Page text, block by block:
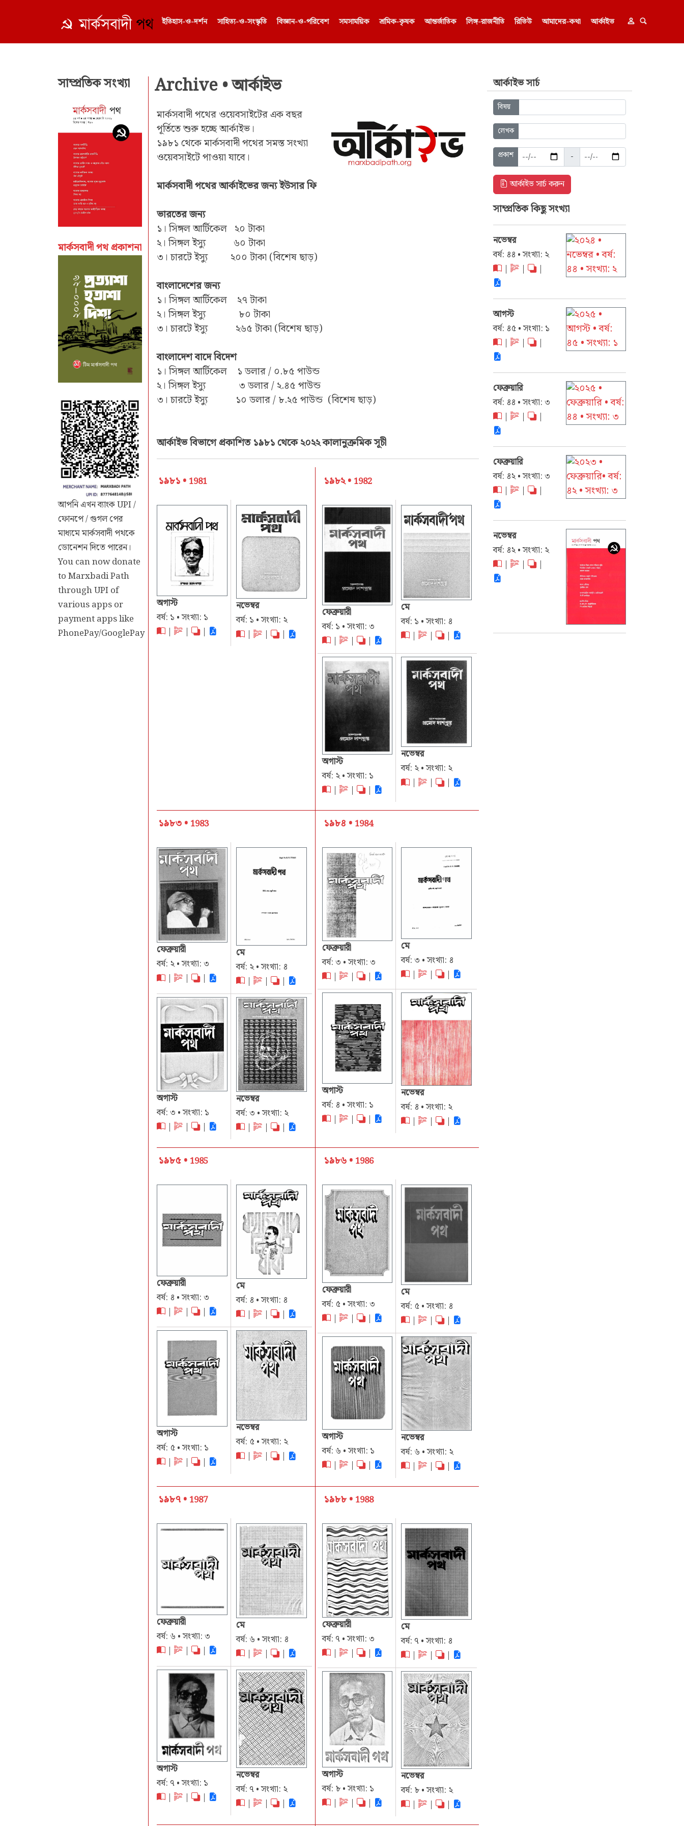
ইতিহাস-ও-দর্শন সাহিত্য-ও-সংস্কৃতি ⁠বিজ্ঞান-ও-পরিবেশ সমসাময়িক শ্রমিক-কৃষক আন্তর্জাতিক লিঙ্গ-রাজনীতি রিভিউ আমাদের-কথা আর্কাইভ
সাম্প্রতিক সংখ্যা
মার্কসবাদী পথ প্রকাশনা
আপনি এখন ব্যাংক UPI /
ফোনপে / গুগল পের
মাধ্যমে মার্কসবাদী পথকে
ডোনেশন দিতে পারেন।
You can now donate
to Marxbadi Path
through UPI of
various apps or
payment apps like
PhonePay/GooglePay
Archive • আর্কাইভ
মার্কসবাদী পথের ওয়েবসাইটের এক বছর
পূর্তিতে শুরু হচ্ছে আর্কাইভ।
১৯৮১ থেকে মার্কসবাদী পথের সমস্ত সংখ্যা
ওয়েবসাইটে পাওয়া যাবে।
মার্কসবাদী পথের আর্কাইভের জন্য ইউসার ফি
ভারতের জন্য
১। সিঙ্গল আর্টিকেল ২০ টাকা
২। সিঙ্গল ইস্যু ৬০ টাকা
৩। চারটে ইস্যু ২০০ টাকা (বিশেষ ছাড়)
বাংলাদেশের জন্য
১। সিঙ্গল আর্টিকেল ২৭ টাকা
২। সিঙ্গল ইস্যু ৮০ টাকা
৩। চারটে ইস্যু ২৬৫ টাকা (বিশেষ ছাড়)
বাংলাদেশ বাদে বিদেশ
১। সিঙ্গল আর্টিকেল ১ ডলার / ০.৮৫ পাউন্ড
২। সিঙ্গল ইস্যু ৩ ডলার / ২.৪৫ পাউন্ড
৩। চারটে ইস্যু ১০ ডলার / ৮.২৫ পাউন্ড (বিশেষ ছাড়)
আর্কাইভ বিভাগে প্রকাশিত ১৯৮১ থেকে ২০২২ কালানুক্রমিক সূচী
১৯৮১ • 1981
অগাস্ট
বর্ষ: ১ • সংখ্যা: ১
|
| |
নভেম্বর
বর্ষ: ১ • সংখ্যা: ২
|
| |
১৯৮২ • 1982
ফেব্রুয়ারী
বর্ষ: ১ • সংখ্যা: ৩
|
| |
মে
বর্ষ: ১ • সংখ্যা: ৪
|
| |
অগাস্ট
বর্ষ: ২ • সংখ্যা: ১
|
| |
নভেম্বর
বর্ষ: ২ • সংখ্যা: ২
|
| |
১৯৮৩ • 1983
ফেব্রুয়ারী
বর্ষ: ২ • সংখ্যা: ৩
|
| |
মে
বর্ষ: ২ • সংখ্যা: ৪
|
| |
অগাস্ট
বর্ষ: ৩ • সংখ্যা: ১
|
| |
নভেম্বর
বর্ষ: ৩ • সংখ্যা: ২
|
| |
১৯৮৪ • 1984
ফেব্রুয়ারী
বর্ষ: ৩ • সংখ্যা: ৩
|
| |
মে
বর্ষ: ৩ • সংখ্যা: ৪
|
| |
অগাস্ট
বর্ষ: ৪ • সংখ্যা: ১
|
| |
নভেম্বর
বর্ষ: ৪ • সংখ্যা: ২
|
| |
১৯৮৫ • 1985
ফেব্রুয়ারী
বর্ষ: ৪ • সংখ্যা: ৩
|
| |
মে
বর্ষ: ৪ • সংখ্যা: ৪
|
| |
অগাস্ট
বর্ষ: ৫ • সংখ্যা: ১
|
| |
নভেম্বর
বর্ষ: ৫ • সংখ্যা: ২
|
| |
১৯৮৬ • 1986
ফেব্রুয়ারী
বর্ষ: ৫ • সংখ্যা: ৩
|
| |
মে
বর্ষ: ৫ • সংখ্যা: ৪
|
| |
অগাস্ট
বর্ষ: ৬ • সংখ্যা: ১
|
| |
নভেম্বর
বর্ষ: ৬ • সংখ্যা: ২
|
| |
১৯৮৭ • 1987
ফেব্রুয়ারী
বর্ষ: ৬ • সংখ্যা: ৩
|
| |
মে
বর্ষ: ৬ • সংখ্যা: ৪
|
| |
অগাস্ট
বর্ষ: ৭ • সংখ্যা: ১
|
| |
নভেম্বর
বর্ষ: ৭ • সংখ্যা: ২
|
| |
১৯৮৮ • 1988
ফেব্রুয়ারী
বর্ষ: ৭ • সংখ্যা: ৩
|
| |
মে
বর্ষ: ৭ • সংখ্যা: ৪
|
| |
অগাস্ট
বর্ষ: ৮ • সংখ্যা: ১
|
| |
নভেম্বর
বর্ষ: ৮ • সংখ্যা: ২
|
| |
আর্কাইভ সার্চ
বিষয়
লেখক
প্রকাশ -
আর্কাইভ সার্চ করুন
সাম্প্রতিক কিছু সংখ্যা
নভেম্বর
বর্ষ: ৪৪ • সংখ্যা: ২
|
| |
আগস্ট
বর্ষ: ৪৫ • সংখ্যা: ১
|
| |
ফেব্রুয়ারি
বর্ষ: ৪৪ • সংখ্যা: ৩
|
| |
ফেব্রুয়ারি
বর্ষ: ৪২ • সংখ্যা: ৩
|
| |
নভেম্বর
বর্ষ: ৪২ • সংখ্যা: ২
|
| |